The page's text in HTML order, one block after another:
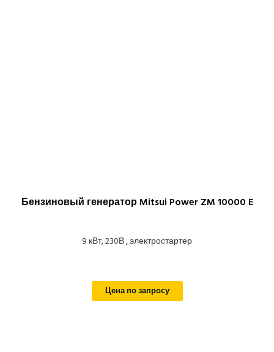
Бензиновый генератор Mitsui Power ZM 10000 E
9 кВт, 230В , электростартер
Цена по запросу